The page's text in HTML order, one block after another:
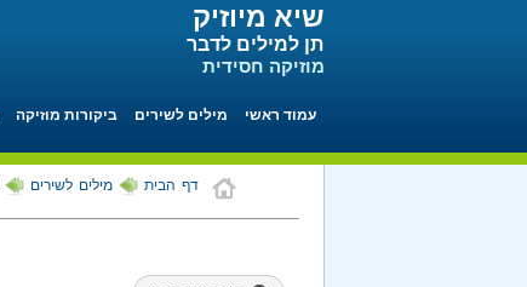
שיא מיוזיק
תן למילים לדבר
מוזיקה חסידית
עמוד ראשי מילים לשירים ביקורות מוזיקה
דף הבית מילים לשירים